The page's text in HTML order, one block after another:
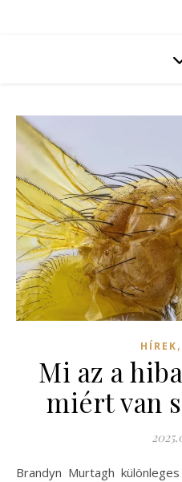
HÍREK,
Mi az a
miért van
Brandyn Murtagh különleges pályafutására a technológia